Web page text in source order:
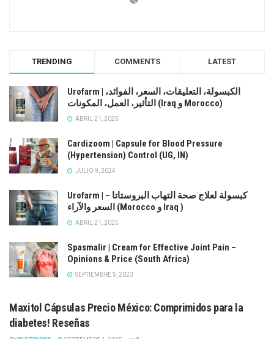
TRENDING COMMENTS LATEST
Urofarm | الكبسولة، التعليقات، السعر، الفوائد،
التأثير، العمل، المكونات (Iraq و Morocco)
ABRIL 21, 2025
Cardizoom | Capsule for Blood Pressure
(Hypertension) Control (UG, IN)
JULIO 9, 2024
Urofarm | كبسولة لعلاج صحة التهاب البروستاتا –
السعر والآراء (Morocco و Iraq )
ABRIL 21, 2025
Spasmalir | Cream for Effective Joint Pain –
Opinions & Price (South Africa)
SEPTIEMBRE 5, 2023
Maxitol Cápsulas Precio México: Comprimidos para la
diabetes! Reseñas